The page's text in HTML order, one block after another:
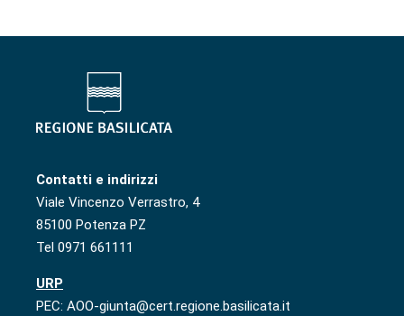
Contatti e indirizzi
Viale Vincenzo Verrastro, 4
85100 Potenza PZ
Tel 0971 661111
URP
PEC: AOO-giunta@cert.regione.basilicata.it